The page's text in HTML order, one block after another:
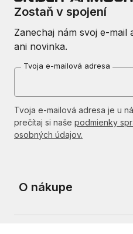
Zostaň v spojení
Zanechaj nám svoj e-mail
ani novinka.
Tvoja e-mailová adresa
Tvoja e-mailová adresa je u
prečítaj si naše podmienky
osobných údajov.
O nákupe